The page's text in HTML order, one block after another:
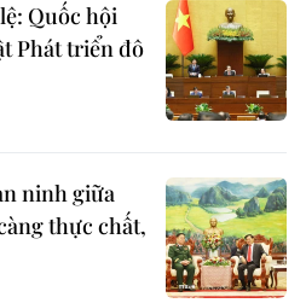
Quốc hội
Phát triển đô
ninh giữa
thực chất,